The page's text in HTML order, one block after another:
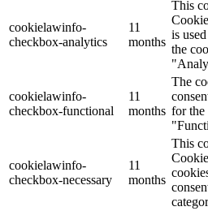
cookielawinfo-
checkbox-analytics
11
months
This
is
the
cookielawinfo-
checkbox-functional
11
months
The
for the
cookielawinfo-
checkbox-necessary
11
months
This